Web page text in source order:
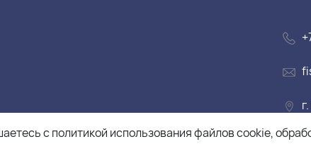
с политикой использования файлов cookie,